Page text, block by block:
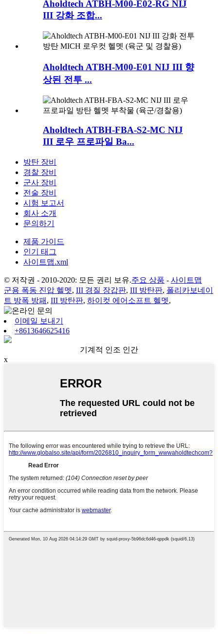
Aholdtech ATBH-M00-E02-RG NIJ
III 강화 조합...
Aholdtech ATBH-M00-E01 NIJ III 향
상된 전투 ...
Aholdtech ATBH-FBA-S2-MC NIJ
III 로우 프로파일 Ba...
방탄 장비
경찰 장비
군사 장비
전술 장비
시험 보고서
회사 소개
문의하기
제품 가이드
인기 태그
사이트맵.xml
© 저작권 - 2010-2020: 모든 권리 보유.주요 상품 - 사이트맵
군용 폭동 진압 헬멧, III 경질 장갑판, III 방탄판, 폴리카보네이
트 방폭 방패 , III 방탄판, 하이컷 에어소프트 헬멧,
이메일 보내기
+8613646625416
기계적 인조 인간
x